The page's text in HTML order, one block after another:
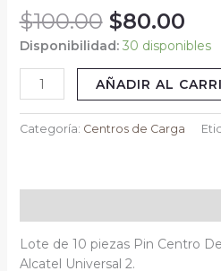
$100.00 $80.00
Disponibilidad: 30 disponibles
Universal
2
Vikingotek
cantidad
AÑADIR AL
Categoría: Centros de Carga
Lote de 10 piezas Pin Centro
Alcatel Universal 2.